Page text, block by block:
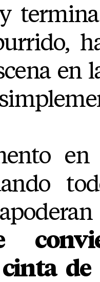
en
cinta